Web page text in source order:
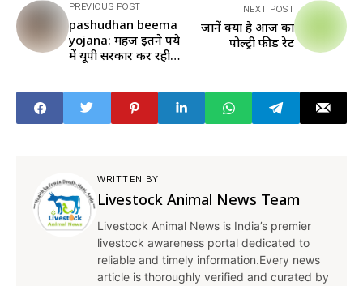
PREVIOUS POST
pashudhan beema
yojana: महज इतने रुपये
में यूपी सरकार कर रही
NEXT POST
जानें क्या है आज का
पोल्ट्री फीड रेट
WRITTEN BY
Livestock Animal News Team
Livestock Animal News is India’s premier
livestock awareness portal dedicated to
reliable and timely information.Every news
article is thoroughly verified and curated by